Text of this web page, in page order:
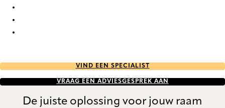
VIND EEN SPECIALIST
VRAAG EEN ADVIESGESPREK AAN
De juiste oplossing voor jouw raam